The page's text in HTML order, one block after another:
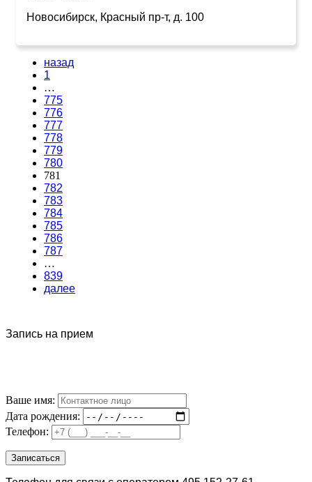
Новосибирск, Красный пр-т, д. 100
назад
1
…
775
776
777
778
779
780
781
782
783
784
785
786
787
…
839
далее
Запись на прием
Ваше имя:
Дата рождения:
Телефон: